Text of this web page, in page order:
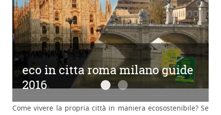
eco in citta roma milano guide
2016
eco in citta roma milano guide
eco in citta ed 2016 roma
Come vivere la propria città in maniera ecosostenibile? Se